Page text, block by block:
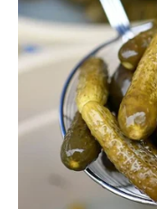
Jedna istina uskoro
pogled na jednu
Sve što je
Pred vama su
STRIJELAC